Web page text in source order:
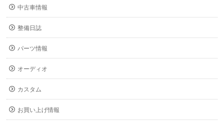
中古車情報
整備日誌
パーツ情報
オーディオ
カスタム
お買い上げ情報